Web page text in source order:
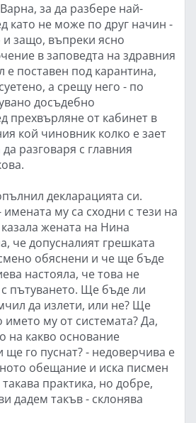
за да разбере най-
като не може по друг начин -
и защо, въпреки ясно
в заповедта на здравния
поставен под карантина,
а срещу него - по
досъдебно
прехвърляне от кабинет в
кой чиновник колко е зает
разговаря с главния
декларацията си.
му са сходни с тези на
жената на Нина
че допусналият грешката
обяснени и че ще бъде
настояла, че това не
пътуването. Ще бъде ли
да излети, или не? Ще
името му от системата? Да,
на какво основание
ще го пуснат? - недоверчива е
обещание и иска писмен
практика, но добре,
дадем такъв - склонява